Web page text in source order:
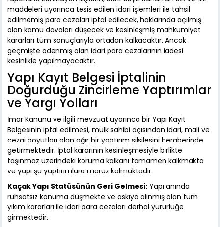
maddeleri uyarınca tesis edilen idari işlemleri ile tahsil
edilmemiş para cezaları iptal edilecek, haklarında açılmış
olan kamu davaları düşecek ve kesinleşmiş mahkumiyet
kararları tüm sonuçlarıyla ortadan kalkacaktır. Ancak
geçmişte ödenmiş olan idari para cezalarının iadesi
kesinlikle yapılmayacaktır.
Yapı Kayıt Belgesi İptalinin
Doğurduğu Zincirleme Yaptırımlar
ve Yargı Yolları
İmar Kanunu ve ilgili mevzuat uyarınca bir Yapı Kayıt
Belgesinin iptal edilmesi, mülk sahibi açısından idari, mali ve
cezai boyutları olan ağır bir yaptırım silsilesini beraberinde
getirmektedir. İptal kararının kesinleşmesiyle birlikte
taşınmaz üzerindeki koruma kalkanı tamamen kalkmakta
ve yapı şu yaptırımlara maruz kalmaktadır:
Kaçak Yapı Statüsünün Geri Gelmesi: Yapı anında
ruhsatsız konuma düşmekte ve askıya alınmış olan tüm
yıkım kararları ile idari para cezaları derhal yürürlüğe
girmektedir.